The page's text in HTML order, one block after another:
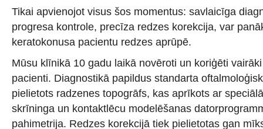
Tikai apvienojot visus šos momentus: savlaicīga
progresa kontrole, precīza redzes korekcija, var
keratokonusa pacientu redzes aprūpē.
Mūsu klīnikā 10 gadu laikā novēroti un koriģēti
pacienti. Diagnostikā papildus standarta
pielietots radzenes topogrāfs, kas aprīkots ar
skrīninga un kontaktlēcu modelēšanas
pahimetrija. Redzes korekcijā tiek pielietotas gan